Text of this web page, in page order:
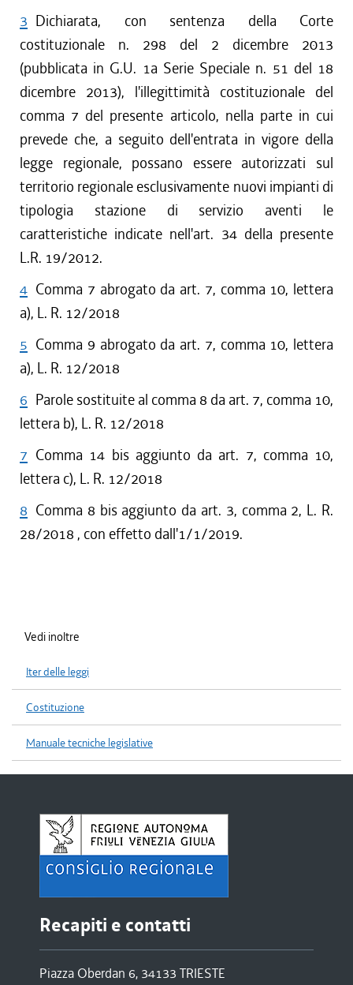
3 Dichiarata, con sentenza della Corte
costituzionale n. 298 del 2 dicembre 2013
(pubblicata in G.U. 1a Serie Speciale n. 51 del 18
dicembre 2013), l'illegittimità costituzionale del
comma 7 del presente articolo, nella parte in cui
prevede che, a seguito dell'entrata in vigore della
legge regionale, possano essere autorizzati sul
territorio regionale esclusivamente nuovi impianti di
tipologia stazione di servizio aventi le
caratteristiche indicate nell'art. 34 della presente
L.R. 19/2012.
4 Comma 7 abrogato da art. 7, comma 10, lettera
a), L. R. 12/2018
5 Comma 9 abrogato da art. 7, comma 10, lettera
a), L. R. 12/2018
6 Parole sostituite al comma 8 da art. 7, comma 10,
lettera b), L. R. 12/2018
7 Comma 14 bis aggiunto da art. 7, comma 10,
lettera c), L. R. 12/2018
8 Comma 8 bis aggiunto da art. 3, comma 2, L. R.
28/2018 , con effetto dall'1/1/2019.
Vedi inoltre
Iter delle leggi
Costituzione
Manuale tecniche legislative
Recapiti e contatti
Piazza Oberdan 6, 34133 TRIESTE